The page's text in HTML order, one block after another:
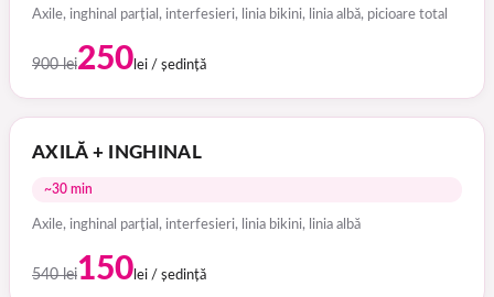
Axile, inghinal parțial, interfesieri, linia bikini, linia albă, picioare total
900 lei250 lei / ședință
AXILĂ + INGHINAL
~30 min
Axile, inghinal parțial, interfesieri, linia bikini, linia albă
540 lei150 lei / ședință